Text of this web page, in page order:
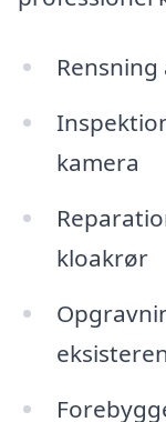
kamera
kloakrør